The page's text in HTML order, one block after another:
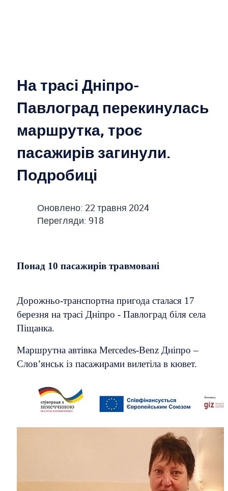
На трасі Дніпро-
Павлоград перекинулась
маршрутка, троє
пасажирів загинули.
Подробиці
Оновлено: 22 травня 2024
Перегляди: 918
Понад 10 пасажирів травмовані
Дорожньо-транспортна пригода сталася 17
березня на трасі Дніпро - Павлоград біля села
Піщанка.
Маршрутна автівка Mercedes-Benz Дніпро –
Слов’янськ із пасажирами вилетіла в кювет.